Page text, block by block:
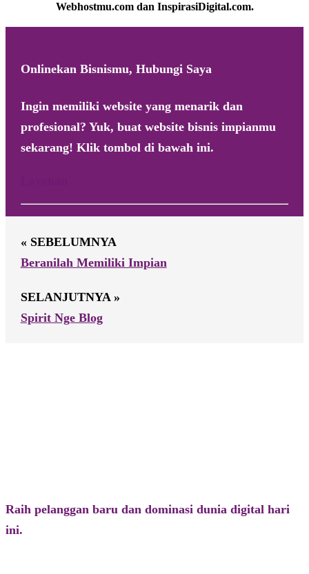
Webhostmu.com dan InspirasiDigital.com.
Onlinekan Bisnismu, Hubungi Saya
Ingin memiliki website yang menarik dan
profesional? Yuk, buat website bisnis impianmu
sekarang! Klik tombol di bawah ini.
« SEBELUMNYA
Beranilah Memiliki Impian
SELANJUTNYA »
Spirit Nge Blog
Raih pelanggan baru dan dominasi dunia digital hari
ini.